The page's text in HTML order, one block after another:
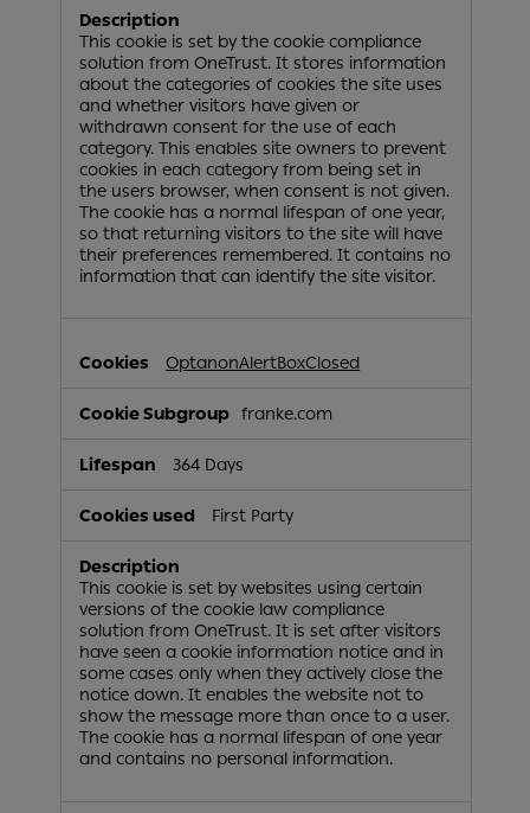
This cookie is set by the cookie compliance
solution from OneTrust. It stores information
about the categories of cookies the site uses
and whether visitors have given or
withdrawn consent for the use of each
category. This enables site owners to prevent
cookies in each category from being set in
the users browser, when consent is not given.
The cookie has a normal lifespan of one year,
so that returning visitors to the site will have
their preferences remembered. It contains no
information that can identify the site visitor.
OptanonAlertBoxClosed
franke.com
364 Days
First Party
This cookie is set by websites using certain
versions of the cookie law compliance
solution from OneTrust. It is set after visitors
have seen a cookie information notice and in
some cases only when they actively close the
notice down. It enables the website not to
show the message more than once to a user.
The cookie has a normal lifespan of one year
and contains no personal information.